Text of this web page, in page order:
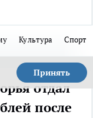
Культура Спорт
Принять
отдал
после